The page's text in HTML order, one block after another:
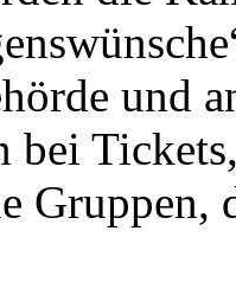
und
bei
Gruppen,